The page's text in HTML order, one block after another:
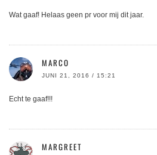
Wat gaaf! Helaas geen pr voor mij dit jaar.
MARCO
JUNI 21, 2016 / 15:21
Echt te gaaf!!!
MARGREET